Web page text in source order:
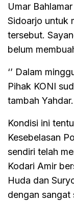
Umar
Sidoarjo untuk
tersebut.
belum
‘’ Dalam
Pihak KONI
tambah Yahdar.
Kondisi ini
Kesebelasan
sendiri telah
Kodari Amir
Huda dan
dengan sangat